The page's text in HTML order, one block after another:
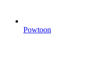
Powtoon